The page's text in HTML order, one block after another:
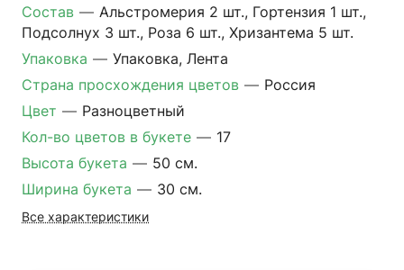
Состав — Альстромерия 2 шт., Гортензия 1 шт.,
Подсолнух 3 шт., Роза 6 шт., Хризантема 5 шт.
Упаковка — Упаковка, Лента
Страна просхождения цветов — Россия
Цвет — Разноцветный
Кол-во цветов в букете — 17
Высота букета — 50 см.
Ширина букета — 30 см.
Все характеристики